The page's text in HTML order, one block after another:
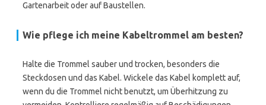
Gartenarbeit oder auf Baustellen.
Wie pflege ich meine Kabeltrommel am besten?
Halte die Trommel sauber und trocken, besonders die
Steckdosen und das Kabel. Wickele das Kabel komplett auf,
wenn du die Trommel nicht benutzt, um Überhitzung zu